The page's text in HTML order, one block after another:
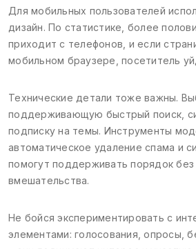
Для мобильных пользователей
дизайн. По статистике, более
приходит с телефонов, и если
мобильном браузере, посетитель
Технические детали тоже важны.
поддерживающую быстрый поиск,
подписку на темы. Инструменты
автоматическое удаление спама и
помогут поддерживать порядок без
вмешательства.
Не бойся экспериментировать с
элементами: голосования, опросы,